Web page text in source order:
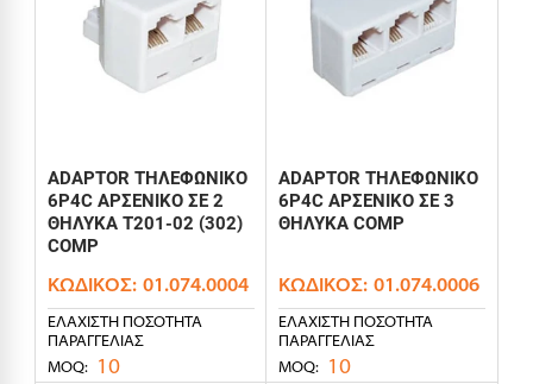
ADAPTOR ΤΗΛΕΦΩΝΙΚΟ
6P4C ΑΡΣΕΝΙΚΟ ΣΕ 2
ΘΗΛΥΚΑ T201-02 (302)
COMP
ΚΩΔΙΚΌΣ: 01.074.0004
ΕΛΆΧΙΣΤΗ ΠΟΣΌΤΗΤΑ
ΠΑΡΑΓΓΕΛΊΑΣ
MOQ: 10
ADAPTOR ΤΗΛΕΦΩΝΙΚΟ
6P4C ΑΡΣΕΝΙΚΟ ΣΕ 3
ΘΗΛΥΚΑ COMP
ΚΩΔΙΚΌΣ: 01.074.0006
ΕΛΆΧΙΣΤΗ ΠΟΣΌΤΗΤΑ
ΠΑΡΑΓΓΕΛΊΑΣ
MOQ: 10